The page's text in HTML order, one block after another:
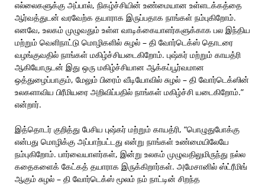
எல்லைகளுக்கு அப்பால், நிகழ்ச்சியின் உண்மையான உள்ளடக்கத்தை
ஆர்வத்துடன் வரவேற்க தயாராக இருப்பதாக நாங்கள் நம்புகிறோம்.
எனவே, உலகம் முழுவதும் உள்ள வாடிக்கையாளர்களுக்காக பல இந்திய
மற்றும் வெளிநாட்டு மொழிகளில் சுழல் – தி வோர்டெக்ஸ் தொடரை
வழங்குவதில் நாங்கள் மகிழ்ச்சியடைகிறோம். புஷ்கர் மற்றும் காயத்ரி
ஆகியோருடன் இது ஒரு மகிழ்ச்சியான ஆக்கப்பூர்வமான
ஒத்துழைப்பாகும், மேலும் பிரைம் வீடியோவில் சுழல் – தி வோர்டெக்ஸின்
உலகளாவிய பிரீமியரை அறிவிப்பதில் நாங்கள் மகிழ்ச்சி யடைகிறோம்.”
என்றார்.
இத்தொடர் குறித்து பேசிய புஷ்கர் மற்றும் காயத்ரி, “பொழுதுபோக்கு
என்பது மொழிக்கு அப்பாற்பட்டது என்று நாங்கள் உண்மையிலேயே
நம்புகிறோம். பார்வையாளர்கள், இன்று உலகம் முழுவதிலுமிருந்து நல்ல
கதைகளைக் கேட்கத் தயாராக இருக்கிறார்கள். அமேசானில் ஸ்ட்ரீமிங்
ஆகும் சுழல் – தி வோர்டெக்ஸ் மூலம் நம் நாட்டின் சிறந்த